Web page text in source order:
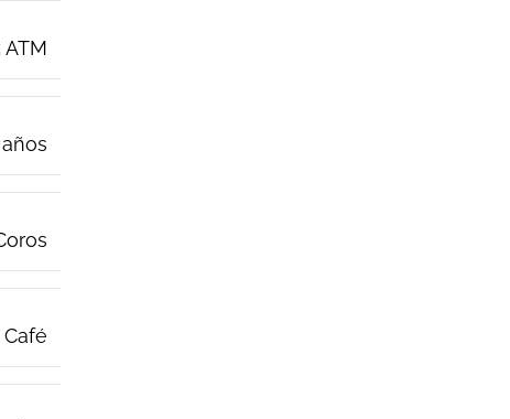
ATM
Café